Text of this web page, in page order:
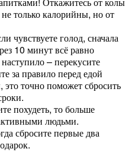
только калорийны, но от
чувствуете голод, сначала
10 минут всё равно
– перекусите
за правило перед едой
точно поможет сбросить
похудеть, то больше
людьми.
сбросите первые два